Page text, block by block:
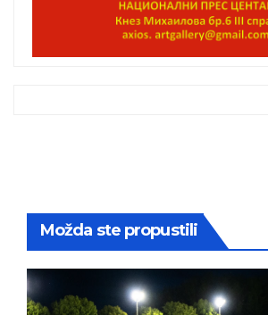
Možda ste propustili